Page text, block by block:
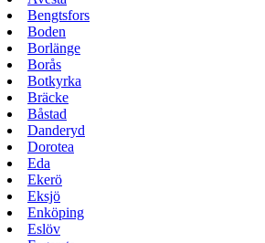
Bengtsfors
Boden
Borlänge
Borås
Botkyrka
Bräcke
Båstad
Danderyd
Dorotea
Eda
Ekerö
Eksjö
Enköping
Eslöv